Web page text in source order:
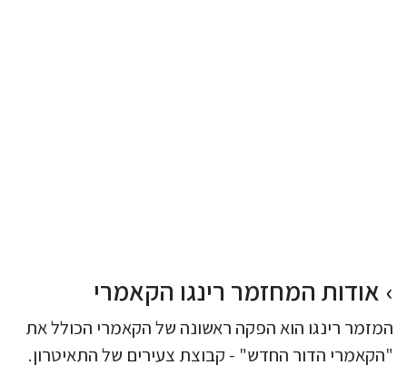
אודות המחזמר רינגו הקאמרי
המזמר רינגו הוא הפקה ראשונה של הקאמרי הכולל את
"הקאמרי הדור החדש" - קבוצת צעירים של התאיטרון.